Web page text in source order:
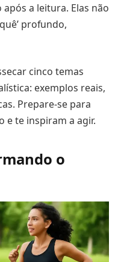
a leitura. Elas não
profundo,
cinco temas
exemplos reais,
Prepare-se para
e te inspiram a agir.
o